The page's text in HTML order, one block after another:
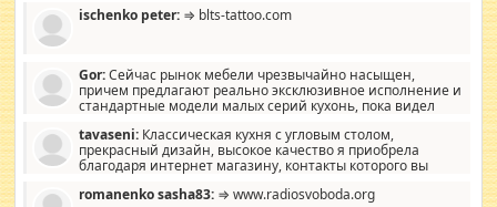
ischenko peter: ⇒ blts-tattoo.com
Gor:Сейчас рынок мебели чрезвычайно насыщен,
причем предлагают реально эксклюзивное исполнение и
стандартные модели малых серий кухонь, пока видел
стандартные формы, в MebelOk, креативненько и что главное -
со вкусом все в порядке, без ненужных наворотов удорожающих
мебель, а это не последний фактор.
tavaseni: Классическая кухня с угловым столом,
прекрасный дизайн, высокое качество я приобрела
благодаря интернет магазину, контакты которого вы
romanenko sasha83: ⇒ www.radiosvoboda.org